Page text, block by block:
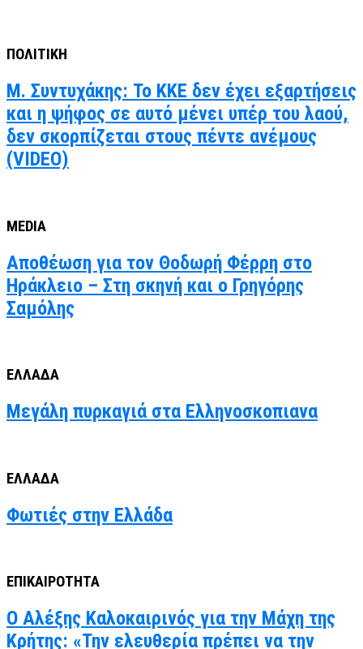
ΠΟΛΙΤΙΚΗ
Μ. Συντυχάκης: Το ΚΚΕ δεν έχει εξαρτήσεις
και η ψήφος σε αυτό μένει υπέρ του λαού,
δεν σκορπίζεται στους πέντε ανέμους
(VIDEO)
MEDIA
Αποθέωση για τον Θοδωρή Φέρρη στο
Ηράκλειο – Στη σκηνή και ο Γρηγόρης
Σαμόλης
ΕΛΛΑΔΑ
Μεγάλη πυρκαγιά στα Ελληνοσκοπιανα
ΕΛΛΑΔΑ
Φωτιές στην Ελλάδα
ΕΠΙΚΑΙΡΟΤΗΤΑ
Ο Αλέξης Καλοκαιρινός για την Μάχη της
Κρήτης: «Την ελευθερία πρέπει να την